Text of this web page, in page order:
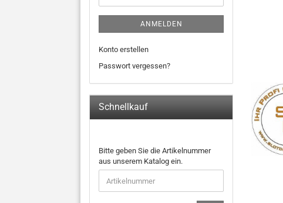
ANMELDEN
Konto erstellen
Passwort vergessen?
Schnellkauf
BITTE
GEBEN
SIE
DIE
ARTIKELNUMMER
Bitte geben Sie die Artikelnummer
aus unserem Katalog ein.